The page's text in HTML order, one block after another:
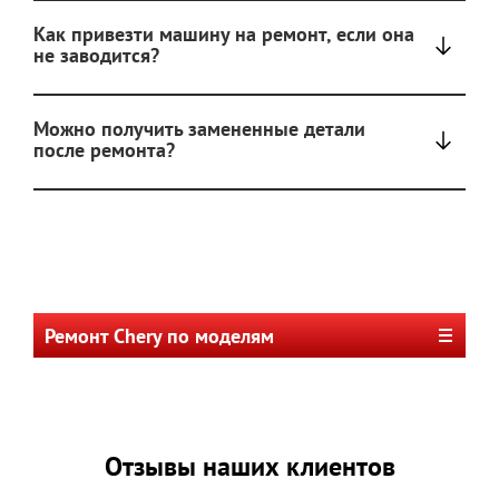
Как привезти машину на ремонт, если она
не заводится?
Можно получить замененные детали
после ремонта?
Ремонт Chery по моделям
Отзывы наших клиентов